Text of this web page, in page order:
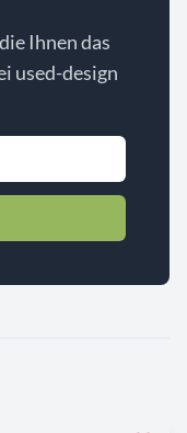
Ihnen das
used-design